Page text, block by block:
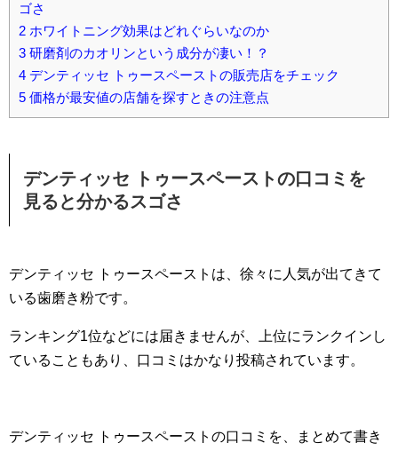
ゴさ
2 ホワイトニング効果はどれぐらいなのか
3 研磨剤のカオリンという成分が凄い！？
4 デンティッセ トゥースペーストの販売店をチェック
5 価格が最安値の店舗を探すときの注意点
デンティッセ トゥースペーストの口コミを
見ると分かるスゴさ
デンティッセ トゥースペーストは、徐々に人気が出てきて
いる歯磨き粉です。
ランキング1位などには届きませんが、上位にランクインし
ていることもあり、口コミはかなり投稿されています。
デンティッセ トゥースペーストの口コミを、まとめて書き